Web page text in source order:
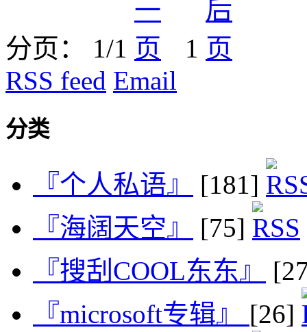
分页： 1/1
1
RSS feed Email
分类
『个人私语』
[181]
『海阔天空』
[75]
『搜刮COOL东东』
『microsoft专辑』 [26]